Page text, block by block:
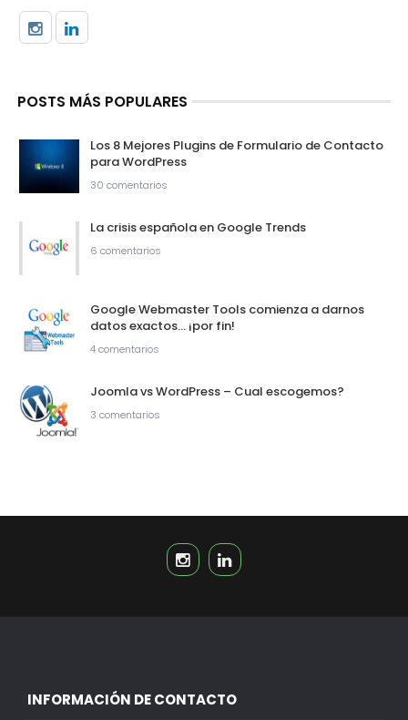
POSTS MÁS POPULARES
Los 8 Mejores Plugins de Formulario de Contacto
para WordPress
30 comentarios
La crisis española en Google Trends
6 comentarios
Google Webmaster Tools comienza a darnos
datos exactos… ¡por fin!
4 comentarios
Joomla vs WordPress – Cual escogemos?
3 comentarios
INFORMACIÓN DE CONTACTO